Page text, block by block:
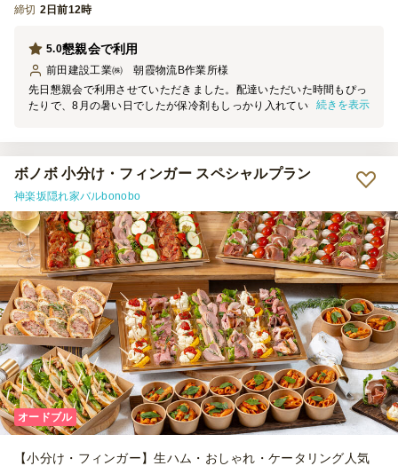
締切 2日前12時
懇親会で利用
5.0
前田建設工業㈱ 朝霞物流B作業所様
先日懇親会で利用させていただきました。配達いただいた時間もぴっ
たりで、8月の暑い日でしたが保冷剤もしっかり入れていただいて安
だきたいと思います。その時はどうぞよろしくお願いいたします。
続きを表示
ボノボ 小分け・フィンガー スペシャルプラン
神楽坂隠れ家バルbonobo
オードブル
【小分け・フィンガー】生ハム・おしゃれ・ケータリング人気